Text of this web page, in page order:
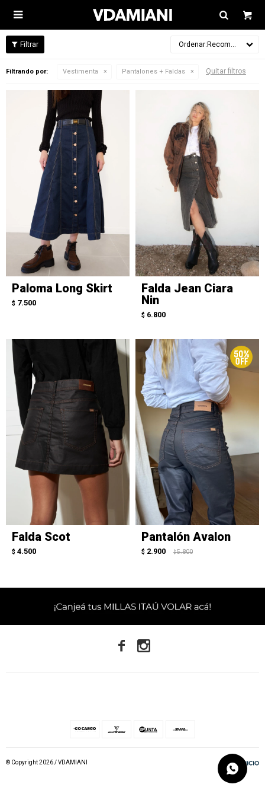

Recomendados
Filtrando por: Vestimenta Pantalones + Faldas Quitar filtros
Paloma Long Skirt
$ 7.500
Falda Jean Ciara
Nin
$ 6.800
Falda Scot
$ 4.500
Pantalón Avalon
$ 2.900 $ 5.800
 
© Copyright 2026 / VDAMIANI